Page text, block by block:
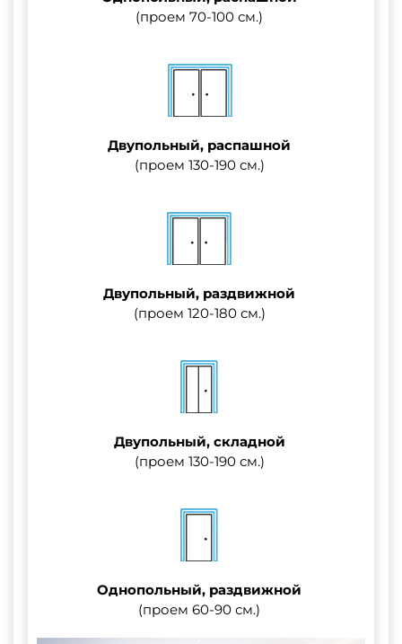
(проем 70-100 см.)
Двупольный, распашной
(проем 130-190 см.)
Двупольный, раздвижной
(проем 120-180 см.)
Двупольный, складной
(проем 130-190 см.)
Однопольный, раздвижной
(проем 60-90 см.)